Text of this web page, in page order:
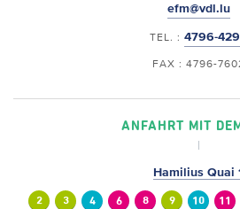
efm@vdl.lu
TEL. : 4796-
FAX : 4796-
ANFAHRT MIT
Hamilius Quai
2 3 4 6 8 9 10 11